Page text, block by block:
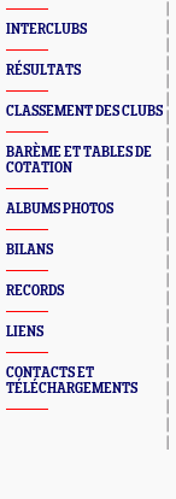
INTERCLUBS
RÉSULTATS
CLASSEMENT DES CLUBS
BARÈME ET TABLES DE
COTATION
ALBUMS PHOTOS
BILANS
RECORDS
LIENS
CONTACTS ET
TÉLÉCHARGEMENTS